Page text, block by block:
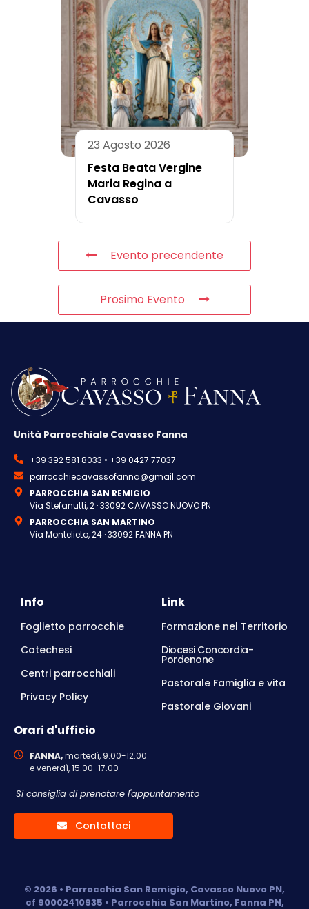
23 Agosto 2026
Festa Beata Vergine
Maria Regina a
Cavasso
Evento precendente
Prosimo Evento
Unità Parrocchiale Cavasso Fanna
+39 392 581 8033 • +39 0427 77037
parrocchiecavassofanna@gmail.com
PARROCCHIA SAN REMIGIO
Via Stefanutti, 2 · 33092 CAVASSO NUOVO PN
PARROCCHIA SAN MARTINO
Via Montelieto, 24 · 33092 FANNA PN
Info
Foglietto parrocchie
Catechesi
Centri parrocchiali
Privacy Policy
Link
Formazione nel Territorio
Diocesi Concordia-
Pordenone
Pastorale Famiglia e vita
Pastorale Giovani
Orari d'ufficio
FANNA,martedì, 9.00-12.00
e venerdì, 15.00-17.00
Si consiglia di prenotare l'appuntamento
Contattaci
© 2026 • Parrocchia San Remigio, Cavasso Nuovo PN,
cf 90002410935 • Parrocchia San Martino, Fanna PN,